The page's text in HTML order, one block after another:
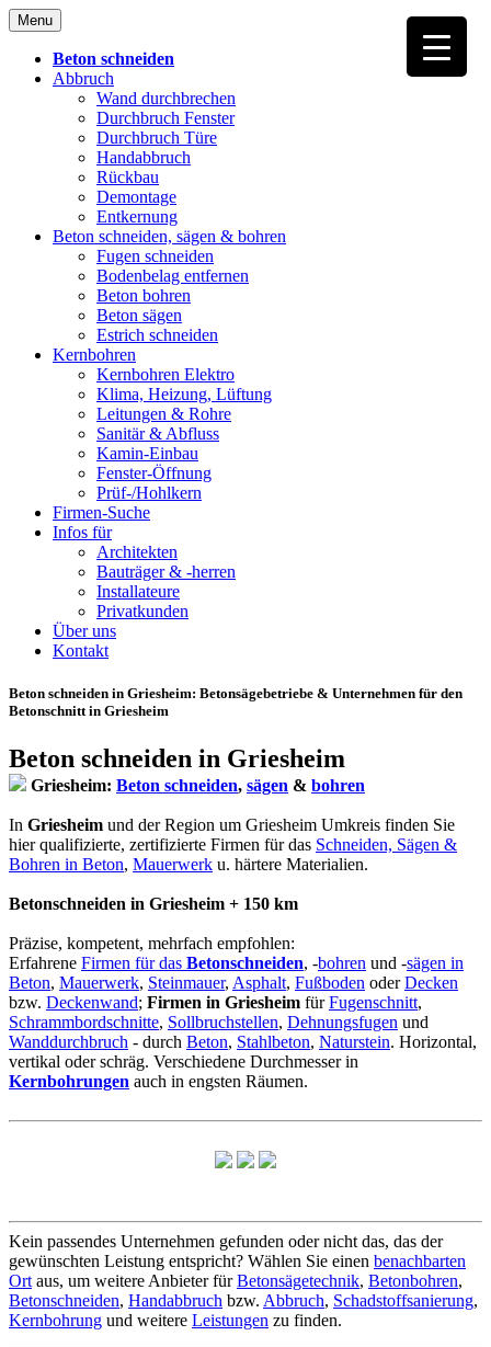
Skip
to
content
Menu
Beton schneiden
Abbruch
Wand durchbrechen
Durchbruch Fenster
Durchbruch Türe
Handabbruch
Rückbau
Demontage
Entkernung
Beton schneiden, sägen & bohren
Fugen schneiden
Bodenbelag entfernen
Beton bohren
Beton sägen
Estrich schneiden
Kernbohren
Kernbohren Elektro
Klima, Heizung, Lüftung
Leitungen & Rohre
Sanitär & Abfluss
Kamin-Einbau
Fenster-Öffnung
Prüf-/Hohlkern
Firmen-Suche
Infos für
Architekten
Bauträger & -herren
Installateure
Privatkunden
Über uns
Kontakt
Beton schneiden in Griesheim: Betonsägebetriebe & Unternehmen für den
Betonschnitt in Griesheim
Beton schneiden in Griesheim
Griesheim: Beton schneiden, sägen & bohren
In Griesheim und der Region um Griesheim Umkreis finden Sie
hier qualifizierte, zertifizierte Firmen für das Schneiden, Sägen &
Bohren in Beton, Mauerwerk u. härtere Materialien.
Betonschneiden in Griesheim + 150 km
Präzise, kompetent, mehrfach empfohlen:
Erfahrene Firmen für das Betonschneiden, -bohren und -sägen in
Beton, Mauerwerk, Steinmauer, Asphalt, Fußboden oderDecken
bzw. Deckenwand; Firmen in Griesheim fürFugenschnitt,
Schrammbordschnitte, Sollbruchstellen, Dehnungsfugen und
Wanddurchbruch - durch Beton, Stahlbeton, Naturstein. Horizontal,
vertikal oder schräg. Verschiedene Durchmesser in
Kernbohrungen auch in engsten Räumen.
Kein passendes Unternehmen gefunden oder nicht das, das der
gewünschten Leistung entspricht? Wählen Sie einen benachbarten
Ort aus, um weitere Anbieter fürBetonsägetechnik, Betonbohren,
Betonschneiden, Handabbruch bzw. Abbruch, Schadstoffsanierung,
Kernbohrung und weitere Leistungen zu finden.